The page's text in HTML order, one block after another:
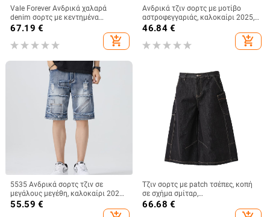
Vale Forever Ανδρικά χαλαρά
denim σορτς με κεντημένα
πολύχρωμα γράμματα –
Αμερικάνικο στυλ, ίσια γραμμή,
καλοκαίρι
67.19 €
add_shopping_cart
Ανδρικά τζιν σορτς με μοτίβο
αστροφεγγαριάς, καλοκαίρι 2025,
χαλαρή ευθεία κοπή, μέχρι το
46.84€
add_shopping_cart
5535 Ανδρικά σορτς τζιν σε
μεγάλους μεγέθη, καλοκαίρι 2026,
χαλαρή εφαρμογή, σκισμένες
55.59 €
Τζιν σορτς με patch τσέπες, κοπή
σε σχήμα σμίταρ,
αποσυναρμολογημένο cargo,
ευρεία γραμμή, 85% βαμβάκι
66.68 €